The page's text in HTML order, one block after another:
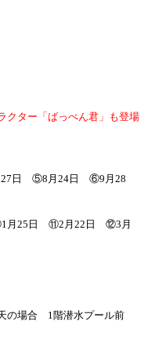
クター「ばっぺん君」も登場
日 ⑤8月24日 ⑥9月28
月25日 ⑪2月22日 ⑫3月
場合 1階潜水プール前